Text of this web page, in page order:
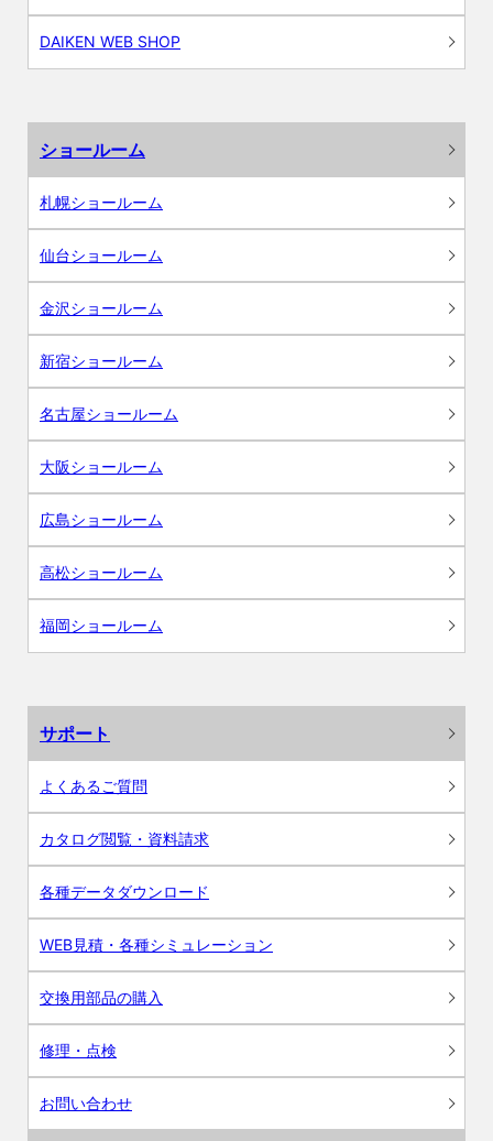
DAIKEN WEB SHOP
ショールーム
札幌ショールーム
仙台ショールーム
金沢ショールーム
新宿ショールーム
名古屋ショールーム
大阪ショールーム
広島ショールーム
高松ショールーム
福岡ショールーム
サポート
よくあるご質問
カタログ閲覧・資料請求
各種データダウンロード
WEB見積・各種シミュレーション
交換用部品の購入
修理・点検
お問い合わせ